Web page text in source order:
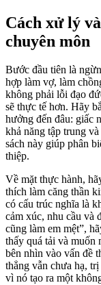
Cách xử lý
chuyên môn
Bước đầu tiên là
hợp làm vợ, làm
không phải lỗi đạo
sẽ thực tế hơn. Hãy
hưởng đến đâu: giấc
khả năng tập trung
sách này giúp phân
thiệp.
Về mặt thực hành,
thích làm căng thần
có cấu trúc nghĩa là
cảm xúc, nhu cầu và
cũng làm em mệt”,
thấy quá tải và muốn
bên nhìn vào vấn đề
thẳng vẫn chưa hạ,
vì nó tạo ra một